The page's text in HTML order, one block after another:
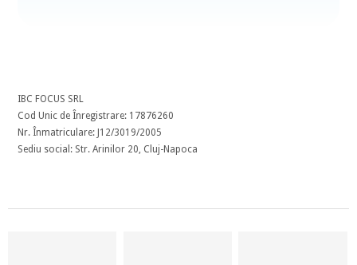
IBC FOCUS SRL
Cod Unic de Înregistrare: 17876260
Nr. Înmatriculare: J12/3019/2005
Sediu social: Str. Arinilor 20, Cluj-Napoca